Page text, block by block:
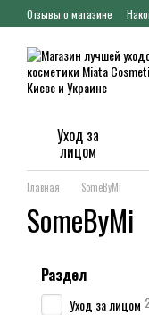
Перейти к основному
Отзывы о магазине
Уход за
лицом
Главная SomeByMi
SomeByMi
Раздел
Уход за лицом